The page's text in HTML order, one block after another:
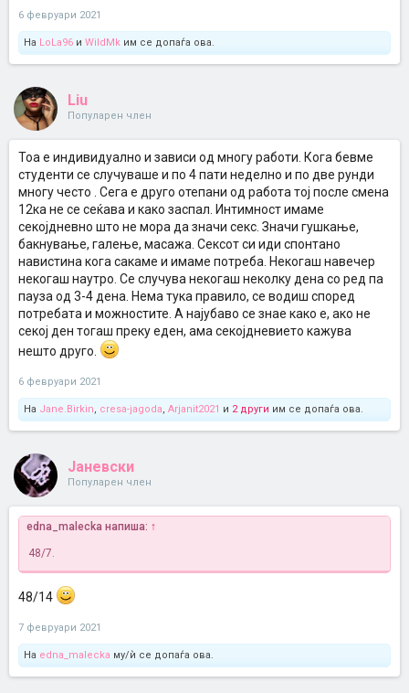
6 февруари 2021
На LoLa96 и WildMk им се допаѓа ова.
Liu
Популарен член
Тоа е индивидуално и зависи од многу работи. Кога бевме
студенти се случуваше и по 4 пати неделно и по две рунди
многу често . Сега е друго отепани од работа тој после смена
12ка не се сеќава и како заспал. Интимност имаме
секојдневно што не мора да значи секс. Значи гушкање,
бакнување, галење, масажа. Сексот си иди спонтано
навистина кога сакаме и имаме потреба. Некогаш навечер
некогаш наутро. Се случува некогаш неколку дена со ред па
пауза од 3-4 дена. Нема тука правило, се водиш според
потребата и можностите. А најубаво се знае како е, ако не
секој ден тогаш преку еден, ама секојдневието кажува
нешто друго.
6 февруари 2021
На Jane.Birkin, cresa-jagoda, Arjanit2021 и 2 други им се допаѓа ова.
Јаневски
Популарен член
edna_malecka напиша: ↑
48/7.
48/14
7 февруари 2021
На edna_malecka му/ѝ се допаѓа ова.